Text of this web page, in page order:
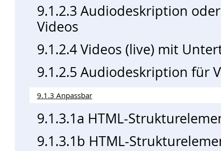
9.1.2.3 Audiodeskription
Videos
9.1.2.4 Videos (live) mit
9.1.2.5 Audiodeskription für
9.1.3 Anpassbar
9.1.3.1a HTML-
9.1.3.1b HTML-